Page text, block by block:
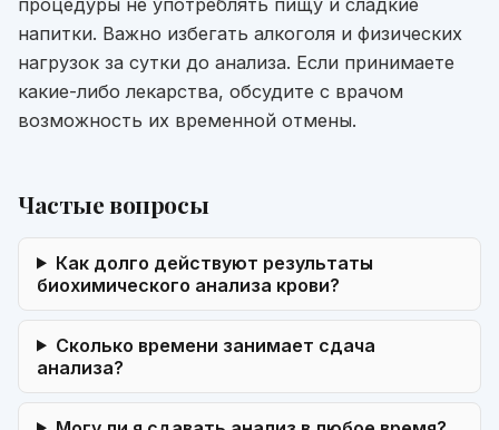
напитки. Важно избегать алкоголя и физических
нагрузок за сутки до анализа. Если принимаете
какие-либо лекарства, обсудите с врачом
возможность их временной отмены.
Частые вопросы
Как долго действуют результаты
биохимического анализа крови?
Сколько времени занимает сдача
анализа?